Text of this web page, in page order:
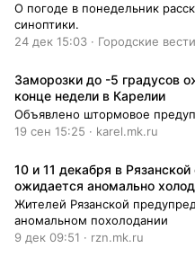
О погоде в понедельник
синоптики.
24 дек 15:03 · Городские вести
Заморозки до -5 градусов
конце недели в Карелии
Объявлено штормовое
19 сен 15:25 · karel.mk.ru
10 и 11 декабря в Рязанской
ожидается аномально
Жителей Рязанской
аномальном похолодании
9 дек 09:51 · rzn.mk.ru